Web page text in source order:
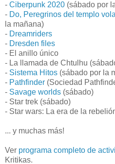
- Ciberpunk 2020 (sábado por
- Do, Peregrinos del templo
la mañana)
- Dreamriders
- Dresden files
- El anillo único
- La llamada de Chtulhu
- Sistema Hitos (sábado por la
- Pathfinder (Sociedad
- Savage worlds (sábado)
- Star trek (sábado)
- Star wars: La era de la
... y muchas más!
Ver programa completo de
Kritikas.